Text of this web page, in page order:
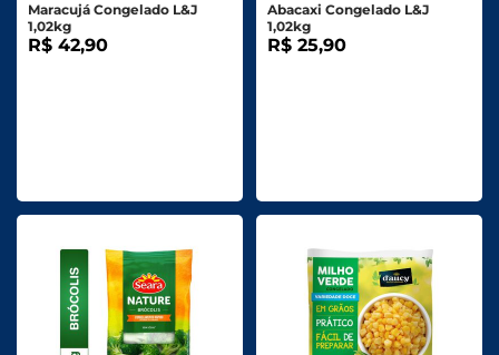
Maracujá Congelado L&J
1,02kg
R$ 42,90
Abacaxi Congelado L&J
1,02kg
R$ 25,90